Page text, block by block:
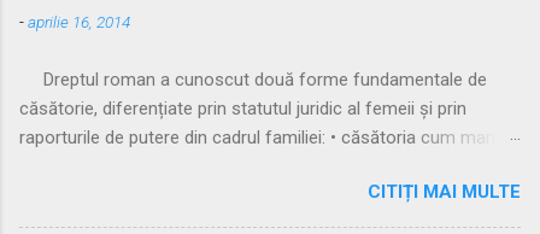
-aprilie 16, 2014
Dreptul roman a cunoscut două forme fundamentale de
căsătorie, diferențiate prin statutul juridic al femeii și prin
raporturile de putere din cadrul familiei: • căsătoria cum manus
și practicată a fost căsătoria cu manus, prin care femeia
trecea sub autoritatea soțului, devenind parte a familiei
CITIȚI MAI MULTE